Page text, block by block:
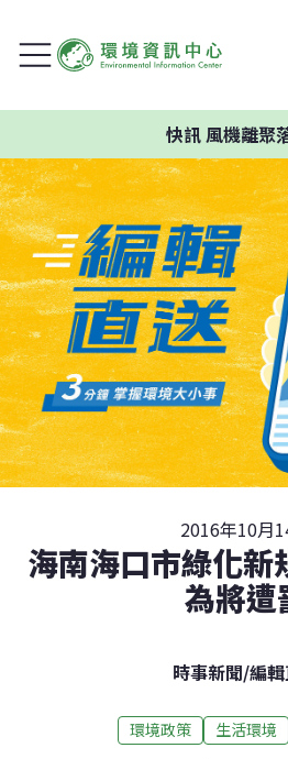
快訊風機離聚落
2016年10月
海南海口市綠化新
為將遭
時事新聞/編
環境政策 生活環境